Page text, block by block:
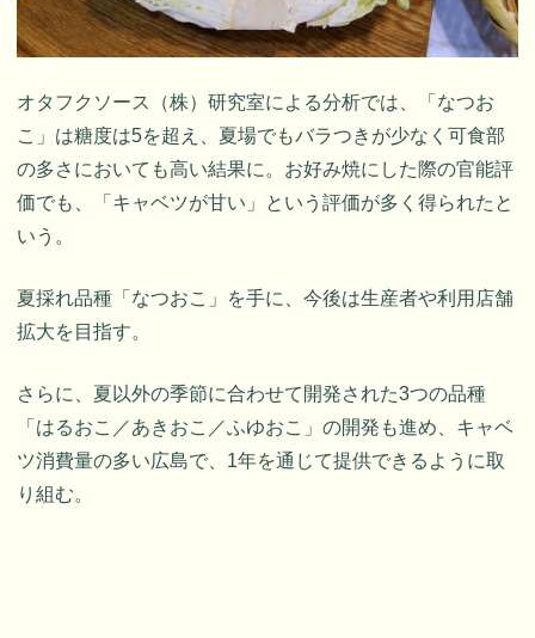
オタフクソース（株）研究室による分析では、「なつお
こ」は糖度は5を超え、夏場でもバラつきが少なく可食部
の多さにおいても高い結果に。お好み焼にした際の官能評
価でも、「キャベツが甘い」という評価が多く得られたと
いう。
夏採れ品種「なつおこ」を手に、今後は生産者や利用店舗
拡大を目指す。
さらに、夏以外の季節に合わせて開発された3つの品種
「はるおこ／あきおこ／ふゆおこ」の開発も進め、キャベ
ツ消費量の多い広島で、1年を通じて提供できるように取
り組む。